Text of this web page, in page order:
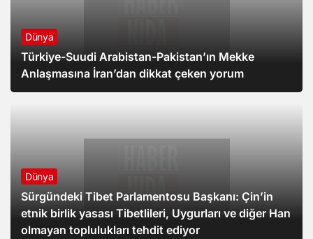
Dünya
Türkiye-Suudi Arabistan-Pakistan’ın Mekke
Anlaşmasına İran’dan dikkat çeken yorum
Dünya
Sürgündeki Tibet Parlamentosu Başkanı: Çin’in
etnik birlik yasası Tibetlileri, Uygurları ve diğer Han
olmayan toplulukları tehdit ediyor